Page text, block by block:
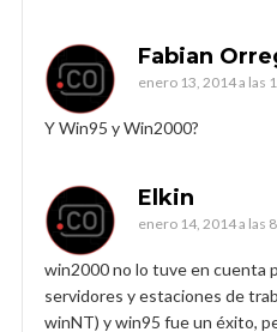
Fabian
enero 13, 2014 a las
Y Win95 y Win2000?
Elkin
enero 14, 2014 a las
win2000 no lo tuve en cuenta
servidores y estaciones de
winNT) y win95 fue un éxito,